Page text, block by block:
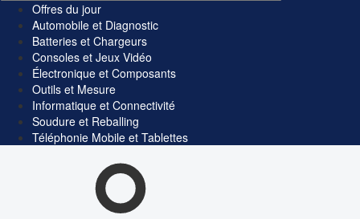
Offres du jour
Automobile et Diagnostic
Batteries et Chargeurs
Consoles et Jeux Vidéo
Électronique et Composants
Outils et Mesure
Informatique et Connectivité
Soudure et Reballing
Téléphonie Mobile et Tablettes